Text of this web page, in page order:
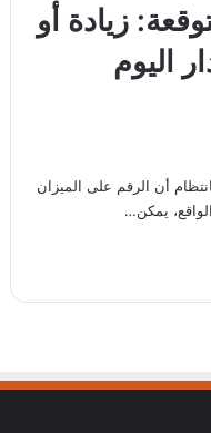
زيادة أو
اليوم
أن الرقم على الميزان
يمكن…